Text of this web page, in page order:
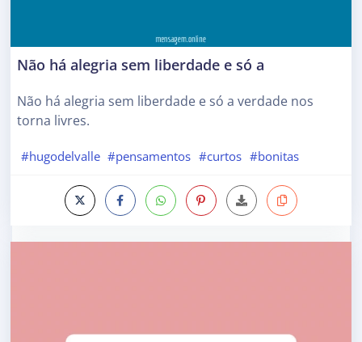
Não há alegria sem liberdade e só a
Não há alegria sem liberdade e só a verdade nos
torna livres.
#hugodelvalle #pensamentos #curtos #bonitas